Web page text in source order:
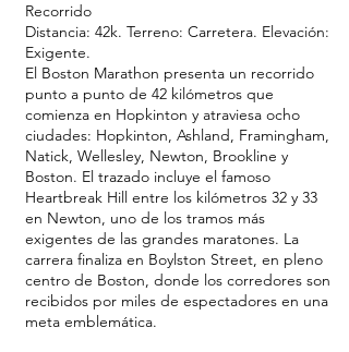
Recorrido
Distancia: 42k. Terreno: Carretera. Elevación:
Exigente.
El Boston Marathon presenta un recorrido
punto a punto de 42 kilómetros que
comienza en Hopkinton y atraviesa ocho
ciudades: Hopkinton, Ashland, Framingham,
Natick, Wellesley, Newton, Brookline y
Boston. El trazado incluye el famoso
Heartbreak Hill entre los kilómetros 32 y 33
en Newton, uno de los tramos más
exigentes de las grandes maratones. La
carrera finaliza en Boylston Street, en pleno
centro de Boston, donde los corredores son
recibidos por miles de espectadores en una
meta emblemática.